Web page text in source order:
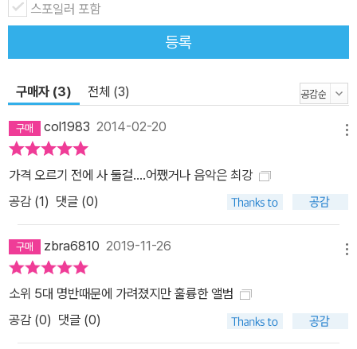
스포일러 포함
등록
구매자 (3) 전체 (3)
col1983 2014-02-20
가격 오르기 전에 사 둘걸....어쨌거나 음악은 최강
공감 (1) 댓글 (0)
zbra6810 2019-11-26
소위 5대 명반때문에 가려졌지만 훌륭한 앨범
공감 (0) 댓글 (0)